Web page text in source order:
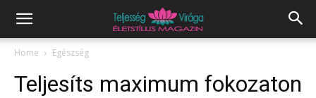
Home Egészség
Teljesíts maximum fokozaton